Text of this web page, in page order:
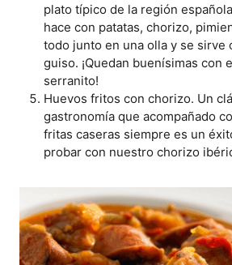
plato típico de la región
hace con patatas, chorizo,
todo junto en una olla y se sirve
guiso. ¡Quedan buenísimas con
serranito!
Huevos fritos con chorizo. Un
gastronomía que acompañado
fritas caseras siempre es un
probar con nuestro chorizo